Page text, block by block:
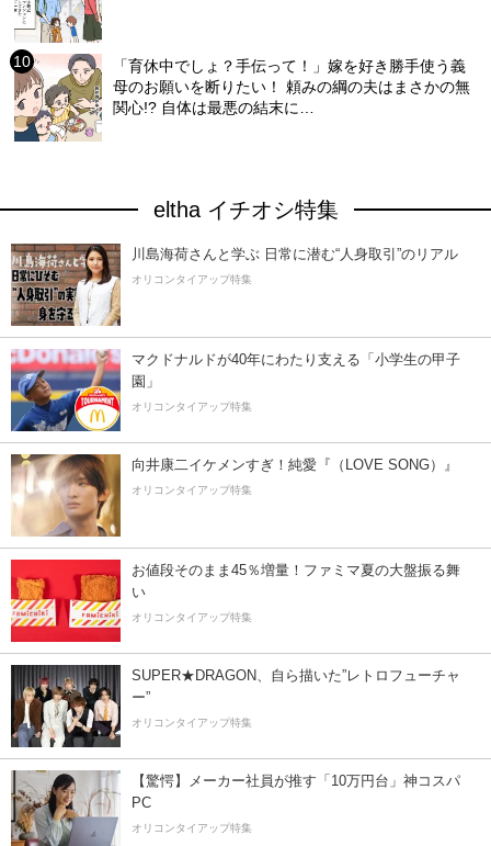
「育休中でしょ？手伝って！」嫁を好き勝手使う義
母のお願いを断りたい！ 頼みの綱の夫はまさかの無
関心!? 自体は最悪の結末に…
eltha イチオシ特集
川島海荷さんと学ぶ 日常に潜む“人身取引”のリアル
オリコンタイアップ特集
マクドナルドが40年にわたり支える「小学生の甲子
園」
オリコンタイアップ特集
向井康二イケメンすぎ！純愛『（LOVE SONG）』
オリコンタイアップ特集
お値段そのまま45％増量！ファミマ夏の大盤振る舞
い
オリコンタイアップ特集
SUPER★DRAGON、自ら描いた”レトロフューチャ
ー”
オリコンタイアップ特集
【驚愕】メーカー社員が推す「10万円台」神コスパ
PC
オリコンタイアップ特集